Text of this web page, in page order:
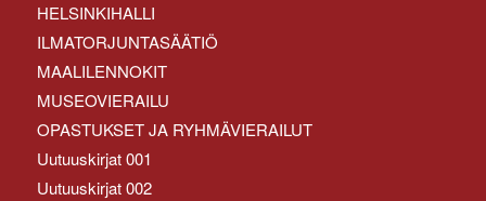
HELSINKIHALLI
ILMATORJUNTASÄÄTIÖ
MAALILENNOKIT
MUSEOVIERAILU
OPASTUKSET JA RYHMÄVIERAILUT
Uutuuskirjat 001
Uutuuskirjat 002